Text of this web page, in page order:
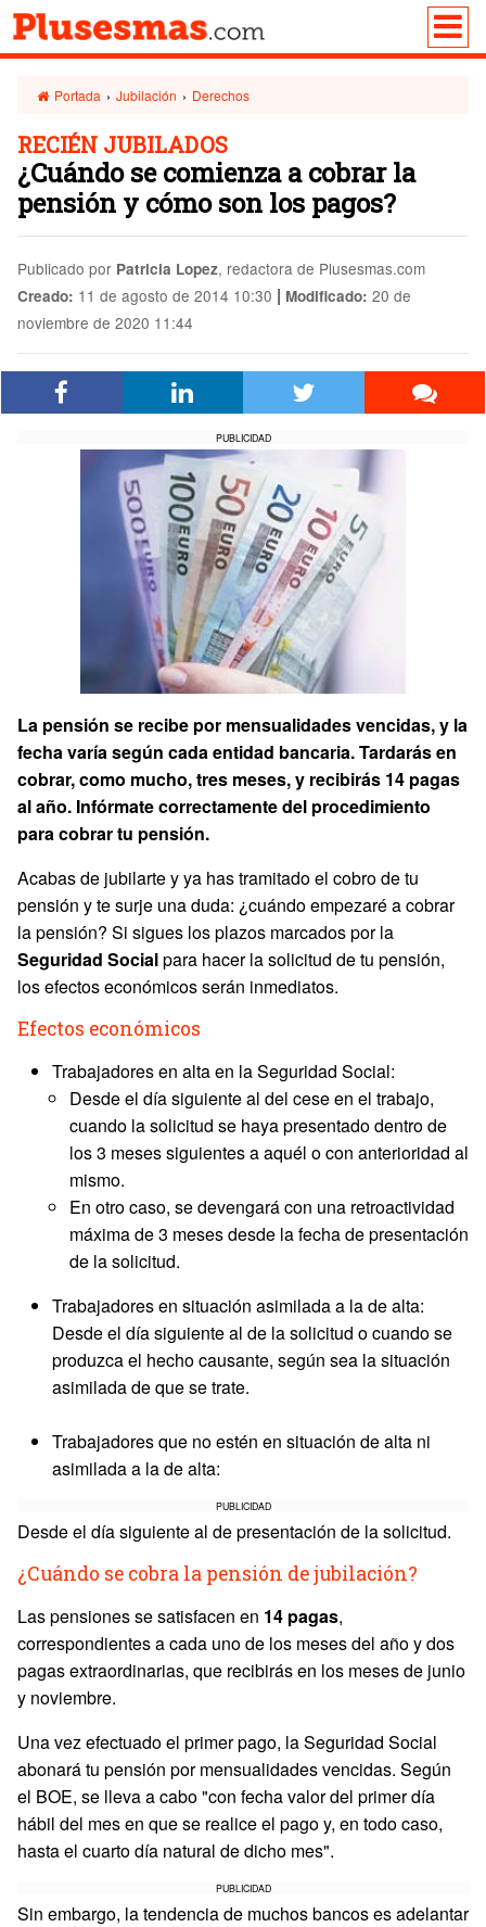
Portada › Jubilación › Derechos
RECIÉN JUBILADOS
¿Cuándo se comienza a cobrar la
pensión y cómo son los pagos?
Publicado por Patricia Lopez, redactora de Plusesmas.com
Creado: 11 de agosto de 2014 10:30 | Modificado: 20 de
noviembre de 2020 11:44
PUBLICIDAD
La pensión se recibe por mensualidades vencidas, y la
fecha varía según cada entidad bancaria. Tardarás en
cobrar, como mucho, tres meses, y recibirás 14 pagas
al año. Infórmate correctamente del procedimiento
para cobrar tu pensión.
Acabas de jubilarte y ya has tramitado el cobro de tu
pensión y te surje una duda: ¿cuándo empezaré a cobrar
la pensión? Si sigues los plazos marcados por la
Seguridad Socialpara hacer la solicitud de tu pensión,
los efectos económicos serán inmediatos.
Efectos económicos
Trabajadores en alta en la Seguridad Social:
Desde el día siguiente al del cese en el trabajo,
cuando la solicitud se haya presentado dentro de
los 3 meses siguientes a aquél o con anterioridad al
mismo.
En otro caso, se devengará con una retroactividad
máxima de 3 meses desde la fecha de presentación
de la solicitud.
Trabajadores en situación asimilada a la de alta:
Desde el día siguiente al de la solicitud o cuando se
produzca el hecho causante, según sea la situación
asimilada de que se trate.
Trabajadores que no estén en situación de alta ni
asimilada a la de alta:
PUBLICIDAD
Desde el día siguiente al de presentación de la solicitud.
¿Cuándo se cobra la pensión de jubilación?
Las pensiones se satisfacen en 14 pagas,
correspondientes a cada uno de los meses del año y dos
pagas extraordinarias, que recibirás en los meses de junio
y noviembre.
Una vez efectuado el primer pago, la Seguridad Social
abonará tu pensión por mensualidades vencidas. Según
el BOE, se lleva a cabo "con fecha valor del primer día
hábil del mes en que se realice el pago y, en todo caso,
hasta el cuarto día natural de dicho mes".
PUBLICIDAD
Sin embargo, la tendencia de muchos bancos es adelantar